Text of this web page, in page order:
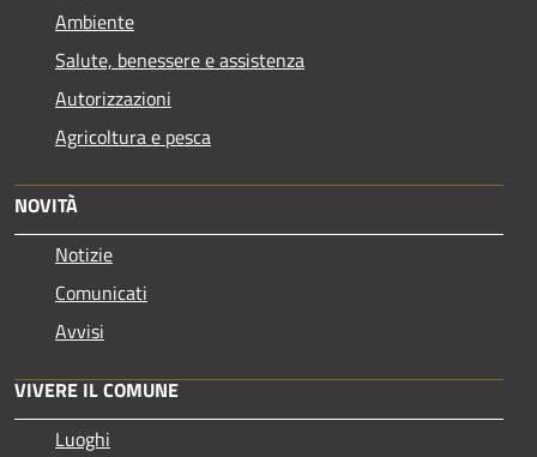
Ambiente
Salute, benessere e assistenza
Autorizzazioni
Agricoltura e pesca
NOVITÀ
Notizie
Comunicati
Avvisi
VIVERE IL COMUNE
Luoghi